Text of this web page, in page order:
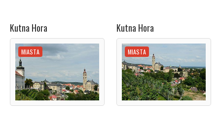
Kutna Hora
MIASTA
Kutna Hora
MIASTA